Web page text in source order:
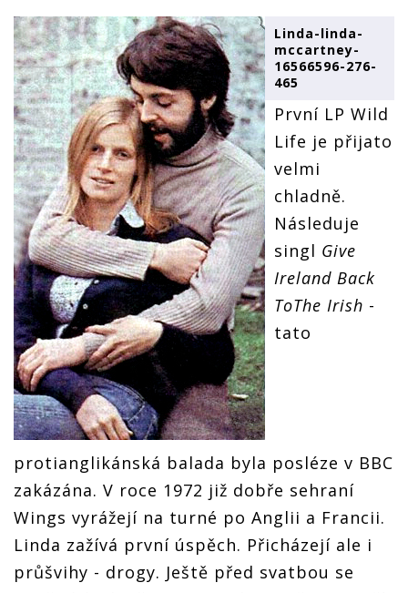
Linda-linda-
mccartney-
16566596-276-
465
První LP Wild
Life je přijato
velmi
chladně.
Následuje
singl Give
Ireland Back
ToThe Irish -
tato
protianglikánská balada byla posléze v BBC
zakázána. V roce 1972 již dobře sehraní
Wings vyrážejí na turné po Anglii a Francii.
Linda zažívá první úspěch. Přicházejí ale i
průšvihy - drogy. Ještě před svatbou se